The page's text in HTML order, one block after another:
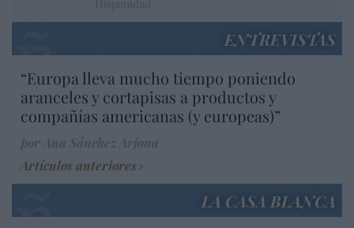
ENTREVISTAS
“Europa lleva mucho tiempo poniendo
aranceles y cortapisas a productos y
compañías americanas (y europeas)”
Artículos anteriores
LA CASA BLANCA